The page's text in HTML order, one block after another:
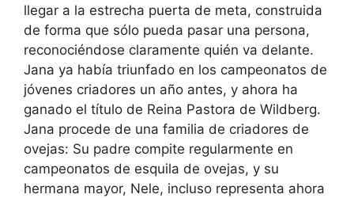
llegar a la estrecha puerta de meta, construida
de forma que sólo pueda pasar una persona,
reconociéndose claramente quién va delante.
Jana ya había triunfado en los campeonatos de
jóvenes criadores un año antes, y ahora ha
ganado el título de Reina Pastora de Wildberg.
Jana procede de una familia de criadores de
ovejas: Su padre compite regularmente en
campeonatos de esquila de ovejas, y su
hermana mayor, Nele, incluso representa ahora